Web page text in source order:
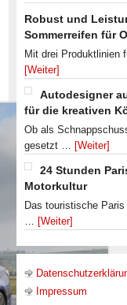
Robust und
Sommerreifen für
Mit drei Produktlinien
[Weiter]
Autodesigner
für die kreativen
Ob als
gesetzt … [Weiter]
24 Stunden
Motorkultur
Das touristische
… [Weiter]
Impressum